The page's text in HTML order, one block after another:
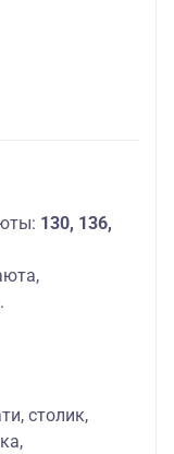
130, 136,
столик,